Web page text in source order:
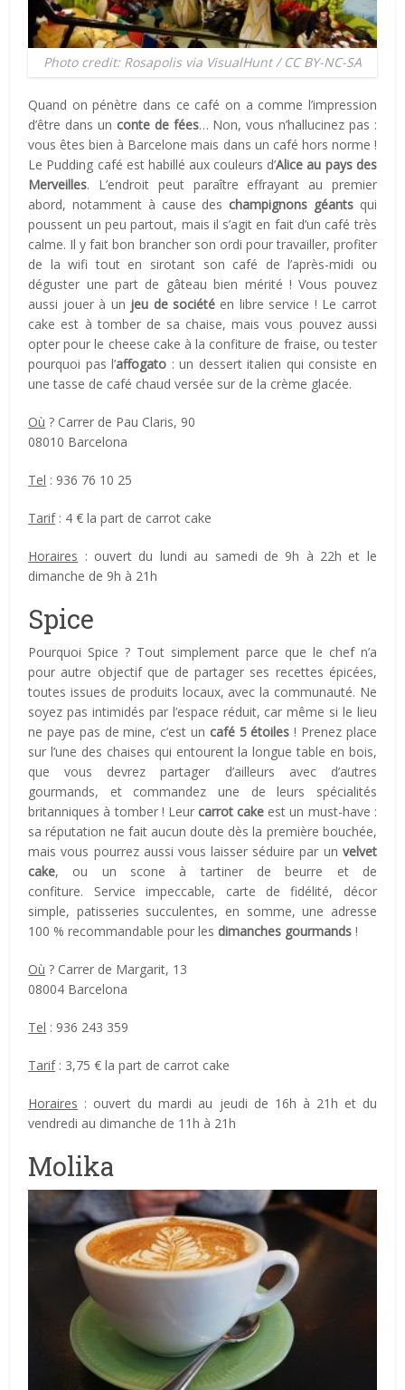
Photo credit: Rosapolis via VisualHunt / CC BY-NC-SA
Quand on pénètre dans ce café on a comme l’impression
d’être dans un conte de fées… Non, vous n’hallucinez pas :
vous êtes bien à Barcelone mais dans un café hors norme !
Le Pudding café est habillé aux couleurs d’Alice au pays des
Merveilles. L’endroit peut paraître effrayant au premier
abord, notamment à cause des champignons géants qui
poussent un peu partout, mais il s’agit en fait d’un café très
calme. Il y fait bon brancher son ordi pour travailler, profiter
de la wifi tout en sirotant son café de l’après-midi ou
déguster une part de gâteau bien mérité ! Vous pouvez
aussi jouer à un jeu de société en libre service ! Le carrot
cake est à tomber de sa chaise, mais vous pouvez aussi
opter pour le cheese cake à la confiture de fraise, ou tester
pourquoi pas l’affogato : un dessert italien qui consiste en
une tasse de café chaud versée sur de la crème glacée.
Où ? Carrer de Pau Claris, 90
08010 Barcelona
Tel : 936 76 10 25
Tarif: 4 € la part de carrot cake
Horaires : ouvert du lundi au samedi de 9h à 22h et le
dimanche de 9h à 21h
Spice
Pourquoi Spice ? Tout simplement parce que le chef n’a
pour autre objectif que de partager ses recettes épicées,
toutes issues de produits locaux, avec la communauté. Ne
soyez pas intimidés par l’espace réduit, car même si le lieu
ne paye pas de mine, c’est un café 5 étoiles ! Prenez place
sur l’une des chaises qui entourent la longue table en bois,
que vous devrez partager d’ailleurs avec d’autres
gourmands, et commandez une de leurs spécialités
britanniques à tomber ! Leur carrot cake est un must-have :
sa réputation ne fait aucun doute dès la première bouchée,
mais vous pourrez aussi vous laisser séduire par un velvet
cake, ou un scone à tartiner de beurre et de
confiture. Service impeccable, carte de fidélité, décor
simple, patisseries succulentes, en somme, une adresse
100 % recommandable pour les dimanches gourmands !
Où ? Carrer de Margarit, 13
08004 Barcelona
Tel : 936 243 359
Tarif: 3,75 € la part de carrot cake
Horaires : ouvert du mardi au jeudi de 16h à 21h et du
vendredi au dimanche de 11h à 21h
Molika